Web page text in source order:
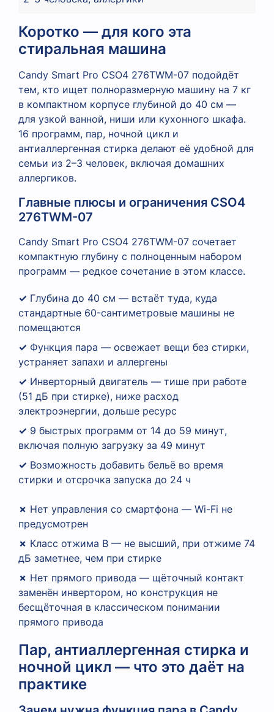
Коротко — для кого эта
стиральная машина
Candy Smart Pro CSO4 276TWM-07 подойдёт
тем, кто ищет полноразмерную машину на 7 кг
в компактном корпусе глубиной до 40 см —
для узкой ванной, ниши или кухонного шкафа.
16 программ, пар, ночной цикл и
антиаллергенная стирка делают её удобной для
семьи из 2–3 человек, включая домашних
аллергиков.
Главные плюсы и ограничения CSO4
276TWM-07
Candy Smart Pro CSO4 276TWM-07 сочетает
компактную глубину с полноценным набором
программ — редкое сочетание в этом классе.
✓ Глубина до 40 см — встаёт туда, куда
стандартные 60-сантиметровые машины не
помещаются
✓ Функция пара — освежает вещи без стирки,
устраняет запахи и аллергены
✓ Инверторный двигатель — тише при работе
(51 дБ при стирке), ниже расход
электроэнергии, дольше ресурс
✓ 9 быстрых программ от 14 до 59 минут,
включая полную загрузку за 49 минут
✓ Возможность добавить бельё во время
стирки и отсрочка запуска до 24 ч
✗ Нет управления со смартфона — Wi-Fi не
предусмотрен
✗ Класс отжима B — не высший, при отжиме 74
дБ заметнее, чем при стирке
✗ Нет прямого привода — щёточный контакт
заменён инвертором, но конструкция не
бесщёточная в классическом понимании
прямого привода
Пар, антиаллергенная стирка и
ночной цикл — что это даёт на
практике